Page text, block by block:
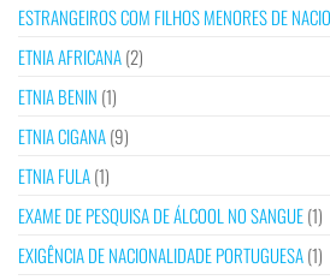
ESTRANGEIROS COM FILHOS MENORES DE
ETNIA AFRICANA(2)
ETNIA BENIN (1)
ETNIA CIGANA(9)
ETNIA FULA(1)
EXAME DE PESQUISA DE ÁLCOOL NO SANGUE(1)
EXIGÊNCIA DE NACIONALIDADE PORTUGUESA(1)